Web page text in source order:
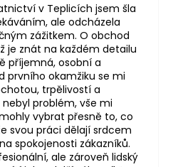
v Teplicích jsem šla
ale odcházela
zážitkem. O obchod
je znát na každém detailu
příjemná, osobní a
prvního okamžiku se mi
trpělivostí a
problém, vše mi
vybrat přesně to, co
svou práci dělají srdcem
spokojenosti zákazníků.
ale zároveň lidský